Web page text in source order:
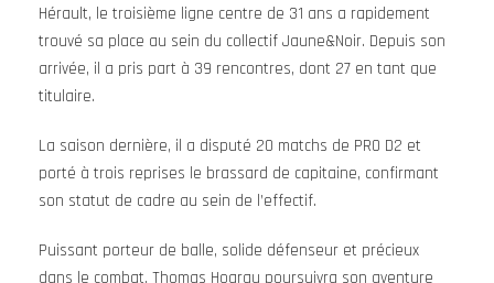
Hérault, le troisième ligne centre de 31 ans a rapidement
trouvé sa place au sein du collectif Jaune&Noir. Depuis son
arrivée, il a pris part à 39 rencontres, dont 27 en tant que
titulaire.
La saison dernière, il a disputé 20 matchs de PRO D2 et
porté à trois reprises le brassard de capitaine, confirmant
son statut de cadre au sein de l’effectif.
Puissant porteur de balle, solide défenseur et précieux
dans le combat, Thomas Hoarau poursuivra son aventure